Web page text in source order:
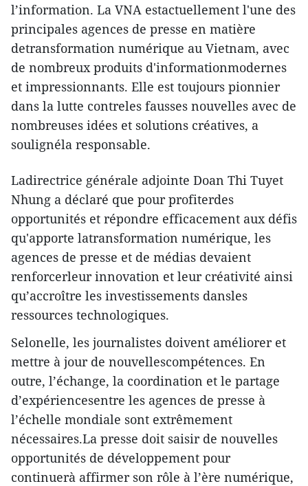
l’information. La VNA estactuellement l'une des
principales agences de presse en matière
detransformation numérique au Vietnam, avec
de nombreux produits d'informationmodernes
et impressionnants. Elle est toujours pionnier
dans la lutte contreles fausses nouvelles avec de
nombreuses idées et solutions créatives, a
soulignéla responsable.
Ladirectrice générale adjointe Doan Thi Tuyet
Nhung a déclaré que pour profiterdes
opportunités et répondre efficacement aux défis
qu'apporte latransformation numérique, les
agences de presse et de médias devaient
renforcerleur innovation et leur créativité ainsi
qu’accroître les investissements dansles
ressources technologiques.
Selonelle, les journalistes doivent améliorer et
mettre à jour de nouvellescompétences. En
outre, l’échange, la coordination et le partage
d’expériencesentre les agences de presse à
l’échelle mondiale sont extrêmement
nécessaires.La presse doit saisir de nouvelles
opportunités de développement pour
continuerà affirmer son rôle à l’ère numérique,